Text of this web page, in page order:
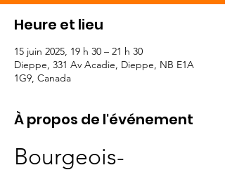
Heure et lieu
15 juin 2025, 19 h 30 – 21 h 30
Dieppe, 331 Av Acadie, Dieppe, NB E1A
1G9, Canada
À propos de l'événement
Bourgeois-